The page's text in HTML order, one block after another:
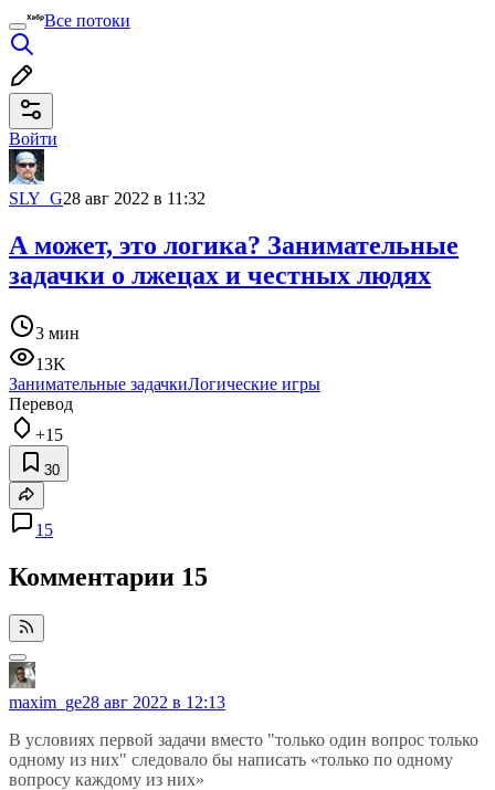
Все потоки
Войти
SLY_G28 авг 2022 в 11:32
А может, это логика? Занимательные
задачки о лжецах и честных людях
3 мин
13K
Занимательные задачкиЛогические игры
Перевод
+15
30
15
Комментарии 15
maxim_ge28 авг 2022 в 12:13
В условиях первой задачи вместо "только один вопрос только
одному из них" следовало бы написать «только по одному
вопросу каждому из них»